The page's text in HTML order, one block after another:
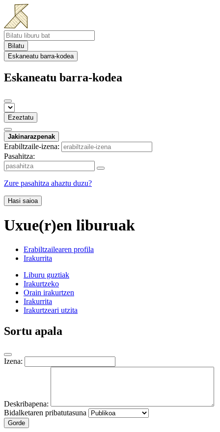
Bilatu
Eskaneatu barra-kodea
Eskaneatu barra-kodea
Ezeztatu
Jakinarazpenak
Erabiltzaile-izena:
Pasahitza:
Zure pasahitza ahaztu duzu?
Hasi saioa
Uxue(r)en liburuak
Erabiltzailearen profila
Irakurrita
Liburu guztiak
Irakurtzeko
Orain irakurtzen
Irakurrita
Irakurtzeari utzita
Sortu apala
Izena:
Deskribapena:
Bidalketaren pribatutasuna
Gorde